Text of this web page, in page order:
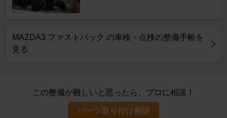
MAZDA3 ファストバック の車検・点検の整備手帳を
見る
この整備が難しいと思ったら、プロに相談！
パーツ取り付け相談